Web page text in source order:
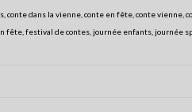
, conte dans la vienne, conte en fête, conte vienne,
fête, festival de contes, journée enfants, journée